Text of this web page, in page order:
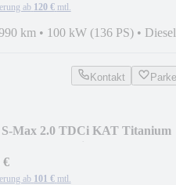
ab 120 € mtl.
km • 100 kW (136 PS) • Diesel
Kontakt
Max 2.0 TDCi KAT Titanium
€
ab 101 € mtl.